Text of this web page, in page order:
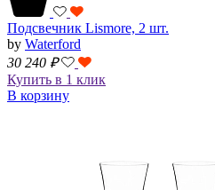
Подсвечник Lismore, 2 шт.
by Waterford
30 240 ₽
Купить в 1 клик
В корзину